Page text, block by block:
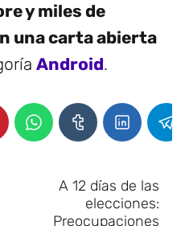
y miles de
una carta abierta
Android.
A 12 días de las
elecciones:
Preocupaciones